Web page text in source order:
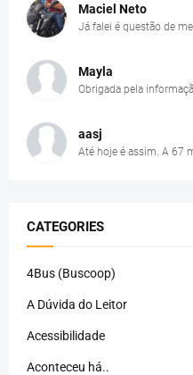
Maciel Neto
Já falei é questão de
Mayla
Obrigada pela
aasj
Até hoje é assim. A 67
CATEGORIES
4Bus (Buscoop)
A Dúvida do Leitor
Acessibilidade
Aconteceu há..